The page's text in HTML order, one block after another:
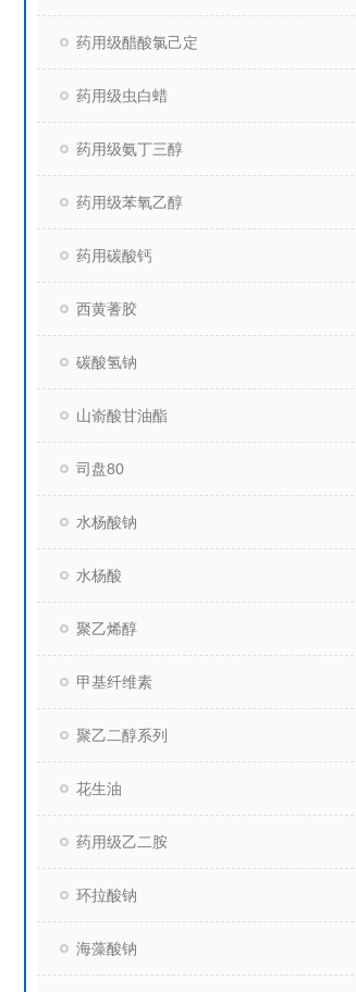
药用级醋酸氯己定
药用级虫白蜡
药用级氨丁三醇
药用级苯氧乙醇
药用碳酸钙
西黄蓍胶
碳酸氢钠
山嵛酸甘油酯
司盘80
水杨酸钠
水杨酸
聚乙烯醇
甲基纤维素
聚乙二醇系列
花生油
药用级乙二胺
环拉酸钠
海藻酸钠